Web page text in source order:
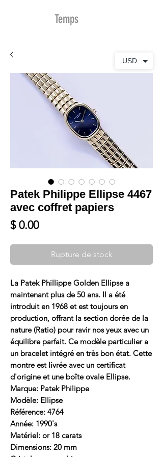
Temps
Patek Philippe Ellipse 4467
avec coffret papiers
$ 0.00Prix
Rupture de stock
La Patek Phillippe Golden Ellipse a
maintenant plus de 50 ans. Il a été
introduit en 1968 et est toujours en
production, offrant la section dorée de la
nature (Ratio) pour ravir nos yeux avec un
équilibre parfait. Ce modèle particulier a
un bracelet intégré en très bon état. Cette
montre est livrée avec un certificat
d'origine et une boîte ovale Ellipse.
Marque: Patek Philippe
Modèle: Ellipse
Référence: 4764
Année: 1990's
Matériel: or 18 carats
Dimensions: 20 mm
USD